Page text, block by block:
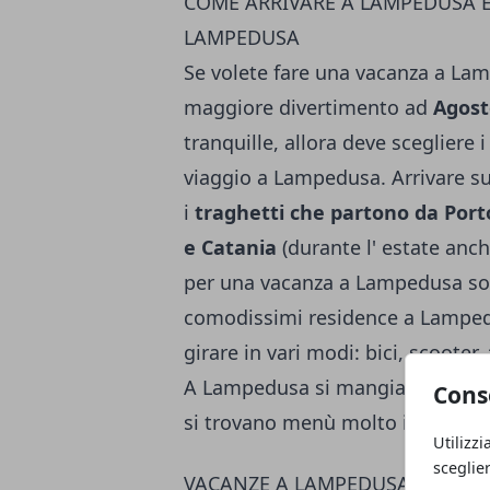
LAMPEDUSA
Se volete fare una vacanza a
maggiore divertimento ad
tranquille, allora deve scegliere i
viaggio a Lampedusa. Arrivare
i traghetti che partono da
e Catania (durante l' estate
per una vacanza a Lampedusa
comodissimi residence a
girare in vari modi: bici,
A Lampedusa si mangia
si trovano menù molto invitanti,
VACANZE A LAMPEDUSA: LE